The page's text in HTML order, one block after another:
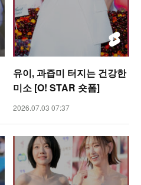
유이, 과즙미 터지는 건강한
미소 [O! STAR 숏폼]
2026.07.03 07:37